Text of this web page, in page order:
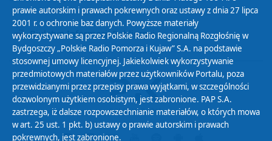
Biuletyn Informacji Publicznej
prawie autorskim i prawach pokrewnych oraz ustawy z dnia 27 lipca
2001 r. o ochronie baz danych. Powyższe materiały
wykorzystywane są przez Polskie Radio Regionalną Rozgłośnię w
Bydgoszczy „Polskie Radio Pomorza i Kujaw” S.A. na podstawie
stosownej umowy licencyjnej. Jakiekolwiek wykorzystywanie
przedmiotowych materiałów przez użytkowników Portalu, poza
przewidzianymi przez przepisy prawa wyjątkami, w szczególności
dozwolonym użytkiem osobistym, jest zabronione. PAP S.A.
zastrzega, iż dalsze rozpowszechnianie materiałów, o których mowa
w art. 25 ust. 1 pkt. b) ustawy o prawie autorskim i prawach
pokrewnych, jest zabronione.